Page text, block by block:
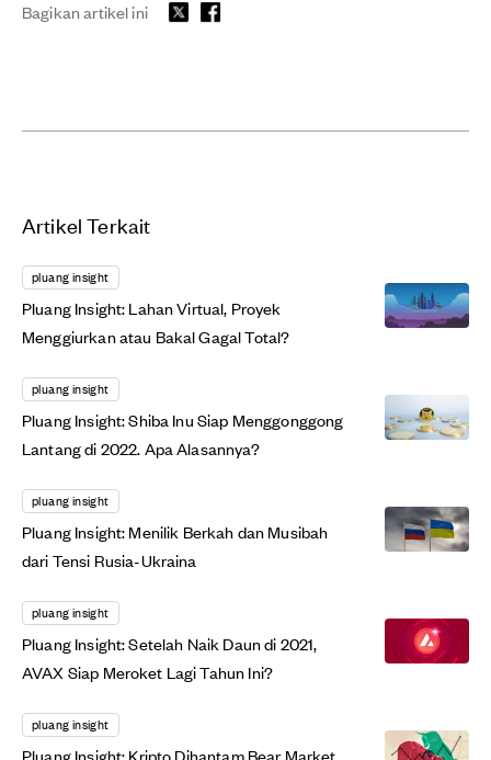
Bagikan artikel ini
Artikel Terkait
pluang insight
Pluang Insight: Lahan Virtual, Proyek
Menggiurkan atau Bakal Gagal Total?
pluang insight
Pluang Insight: Shiba Inu Siap Menggonggong
Lantang di 2022. Apa Alasannya?
pluang insight
Pluang Insight: Menilik Berkah dan Musibah
dari Tensi Rusia-Ukraina
pluang insight
Pluang Insight: Setelah Naik Daun di 2021,
AVAX Siap Meroket Lagi Tahun Ini?
pluang insight
Pluang Insight: Kripto Dihantam Bear Market,